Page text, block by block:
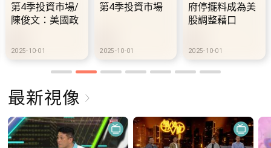
場/
政
第4季投資市場
2025-10-01
府停擺料成為美
2025-10-01
假期連中
期 不少內
最新視像